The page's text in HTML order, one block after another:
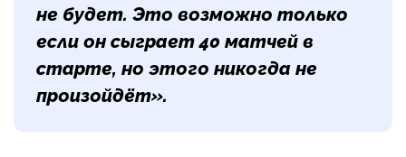
не будет. Это возможно только
если он сыграет 40 матчей в
старте, но этого никогда не
произойдёт».